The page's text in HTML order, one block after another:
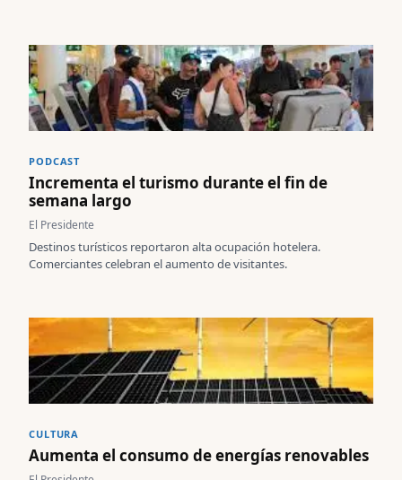
PODCAST
Incrementa el turismo durante el fin de
semana largo
El Presidente
Destinos turísticos reportaron alta ocupación hotelera.
Comerciantes celebran el aumento de visitantes.
CULTURA
Aumenta el consumo de energías renovables